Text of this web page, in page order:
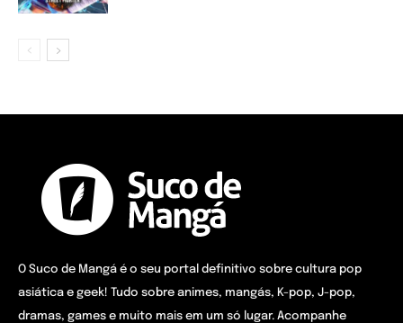
O Suco de Mangá é o seu portal definitivo sobre cultura pop
asiática e geek! Tudo sobre animes, mangás, K-pop, J-pop,
dramas, games e muito mais em um só lugar. Acompanhe